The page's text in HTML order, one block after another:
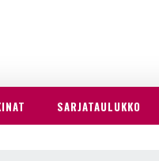
SARJATAULUKKO